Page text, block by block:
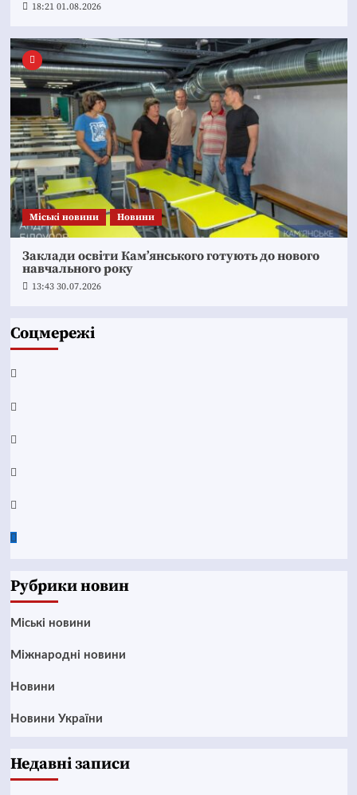
18:21 01.08.2026
Mіські новини Новини
Заклади освіти Кам’янського готують до нового
навчального року
13:43 30.07.2026
Соцмережі
Facebook
YouTube
Telegram
Instagram
Twitter
Google
Рубрики новин
Mіські новини
Міжнародні новини
Новини
Новини України
Недавні записи